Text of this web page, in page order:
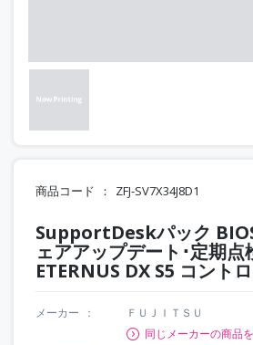
商品コード ZFJ-SV7X34J8D1
SupportDeskパック
ェアアップデート･定期点
ETERNUS DX S5 コント
メーカー
ＦＵＪＩＴＳＵ
同じメーカーの商品